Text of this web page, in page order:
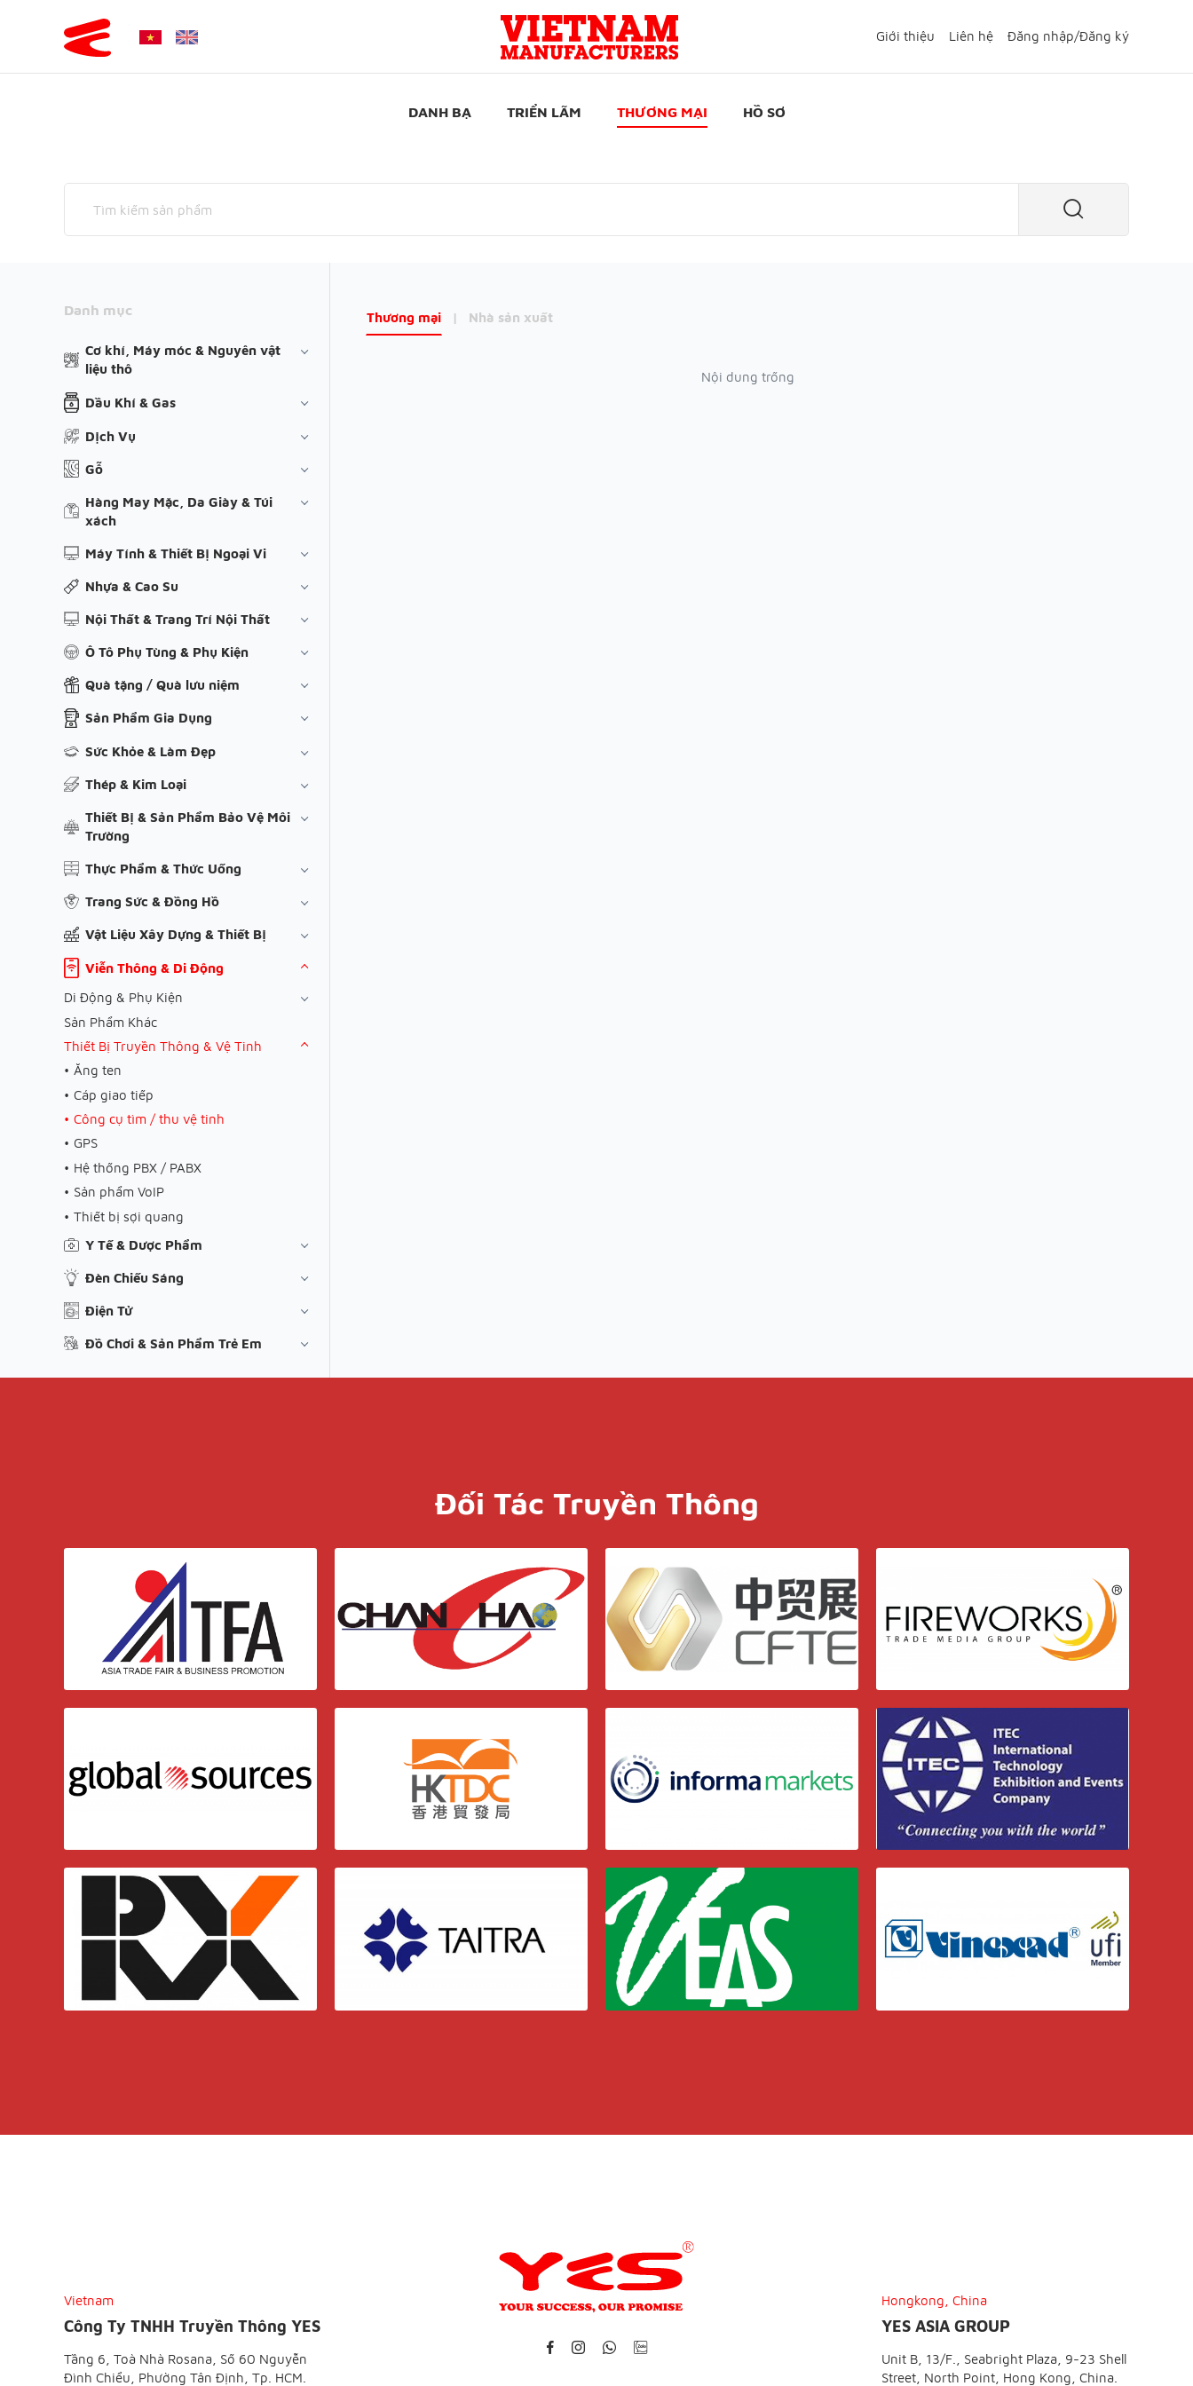
Giới thiệu Liên hệ Đăng nhập/Đăng ký
DANH BẠ TRIỂN LÃM THƯƠNG MẠI HỒ SƠ
Danh mục
Cơ khí, Máy móc & Nguyên vật
liệu thô
Dầu Khí & Gas
Dịch Vụ
Gỗ
Hàng May Mặc, Da Giày & Túi
xách
Máy Tính & Thiết Bị Ngoại Vi
Nhựa & Cao Su
Nội Thất & Trang Trí Nội Thất
Ô Tô Phụ Tùng & Phụ Kiện
Quà tặng / Quà lưu niệm
Sản Phẩm Gia Dụng
Sức Khỏe & Làm Đẹp
Thép & Kim Loại
Thiết Bị & Sản Phẩm Bảo Vệ Môi
Trường
Thực Phẩm & Thức Uống
Trang Sức & Đồng Hồ
Vật Liệu Xây Dựng & Thiết Bị
Viễn Thông & Di Động
Di Động & Phụ Kiện
Sản Phẩm Khác
Thiết Bị Truyền Thông & Vệ Tinh
Ăng ten
Cáp giao tiếp
Công cụ tìm / thu vệ tinh
GPS
Hệ thống PBX / PABX
Sản phẩm VoIP
Thiết bị sợi quang
Y Tế & Dược Phẩm
Đèn Chiếu Sáng
Điện Tử
Đồ Chơi & Sản Phẩm Trẻ Em
Thương mại | Nhà sản xuất
Nội dung trống
Đối Tác Truyền Thông
Vietnam
Công Ty TNHH Truyền Thông YES
Tầng 6, Toà Nhà Rosana, Số 60 Nguyễn
Đình Chiểu, Phường Tân Định, Tp. HCM.
Hongkong, China
YES ASIA GROUP
Unit B, 13/F., Seabright Plaza, 9-23 Shell
Street, North Point, Hong Kong, China.